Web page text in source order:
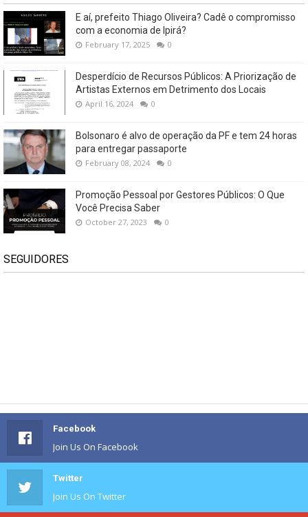
E aí, prefeito Thiago Oliveira? Cadê o compromisso
com a economia de Ipirá?
February 17, 2025 0
Desperdício de Recursos Públicos: A Priorização de
Artistas Externos em Detrimento dos Locais
April 16, 2024 0
Bolsonaro é alvo de operação da PF e tem 24 horas
para entregar passaporte
February 08, 2024 0
Promoção Pessoal por Gestores Públicos: O Que
Você Precisa Saber
October 27, 2023 0
SEGUIDORES
Facebook
Join Us On Facebook
Twitter
Join Us On Twitter